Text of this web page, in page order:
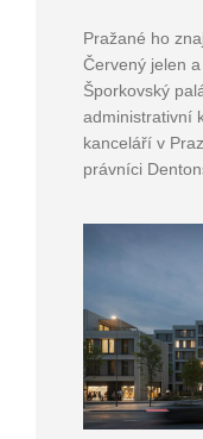
Pražané ho
Červený jelen a
Šporkovský
administrativní
kanceláří v
právníci